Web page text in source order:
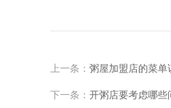
上一条： 粥屋加盟店的菜单
下一条： 开粥店要考虑哪些